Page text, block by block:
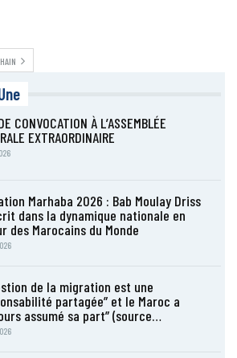
CONVOCATION À L’ASSEMBLÉE
EXTRAORDINAIRE
Marhaba 2026 : Bab Moulay Driss
dans la dynamique nationale en
des Marocains du Monde
de la migration est une
partagée” et le Maroc a
assumé sa part” (source…